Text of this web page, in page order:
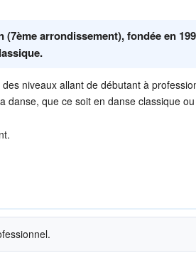
(7ème arrondissement), fondée en
niveaux allant de débutant à
danse, que ce soit en danse classique